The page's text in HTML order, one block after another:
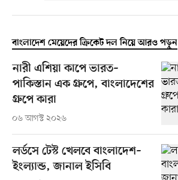
বাংলাদেশ মেয়েদের ক্রিকেট দল নিয়ে আরও পড়ুন
নারী এশিয়া কাপে ভারত–
পাকিস্তান এক গ্রুপে, বাংলাদেশের
গ্রুপে কারা
০৬ আগস্ট ২০২৬
লর্ডসে টেস্ট খেলবে বাংলাদেশ–
ইংল্যান্ড, জানাল ইসিবি